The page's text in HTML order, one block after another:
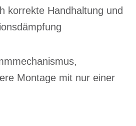
korrekte Handhaltung und
Montage mit nur einer